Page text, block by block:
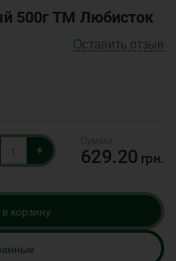
500г ТМ Любисток
Оставить отзыв
+ 629.20 грн.
корзину